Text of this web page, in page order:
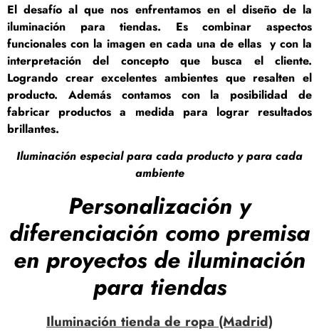
El desafío al que nos enfrentamos en el diseño de la
iluminación para tiendas. Es combinar aspectos
funcionales con la imagen en cada una de ellas y con la
interpretación del concepto que busca el cliente.
Logrando crear excelentes ambientes que resalten el
producto. Además contamos con la posibilidad de
fabricar productos a medida para lograr resultados
brillantes.
Iluminación especial para cada producto y para cada
ambiente
Personalización y
diferenciación como premisa
en proyectos de iluminación
para tiendas
Iluminación tienda de ropa (Madrid)